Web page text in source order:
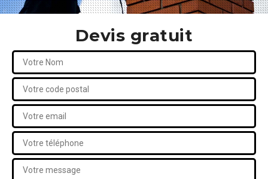
Devis gratuit